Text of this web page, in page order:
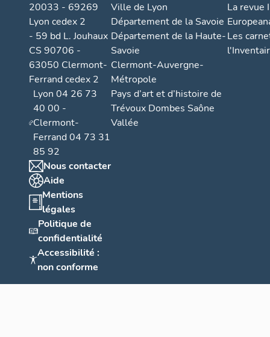
e
a
)
20033 - 69269
Lyon cedex 2
- 59 bd L. Jouhaux
CS 90706 -
63050 Clermont-
Ferrand cedex 2
Lyon 04 26 73
40 00 -
Clermont-
Ferrand 04 73 31
85 92
Nous contacter
Aide
Mentions
légales
Politique de
confidentialité
Accessibilité :
non conforme
Ville de Lyon
Département de la Savoie
Département de la Haute-
Savoie
Clermont-Auvergne-
Métropole
Pays d’art et d’histoire de
Trévoux Dombes Saône
Vallée
La revue
Les